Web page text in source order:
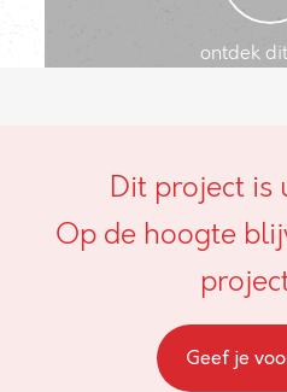
ontdek
Dit project is
Op de hoogte
Geef je